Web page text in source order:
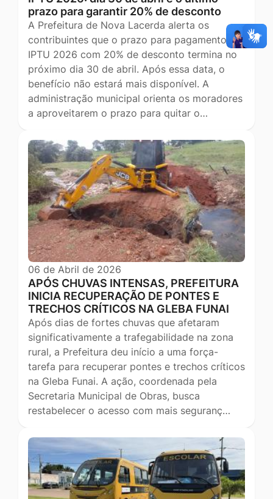
prazo para garantir 20% de desconto
A Prefeitura de Nova Lacerda alerta os
contribuintes que o prazo para pagamento do
IPTU 2026 com 20% de desconto termina no
próximo dia 30 de abril. Após essa data, o
benefício não estará mais disponível. A
administração municipal orienta os moradores
a aproveitarem o prazo para quitar o…
06 de Abril de 2026
APÓS CHUVAS INTENSAS, PREFEITURA
INICIA RECUPERAÇÃO DE PONTES E
TRECHOS CRÍTICOS NA GLEBA FUNAI
Após dias de fortes chuvas que afetaram
significativamente a trafegabilidade na zona
rural, a Prefeitura deu início a uma força-
tarefa para recuperar pontes e trechos críticos
na Gleba Funai. A ação, coordenada pela
Secretaria Municipal de Obras, busca
restabelecer o acesso com mais seguranç…